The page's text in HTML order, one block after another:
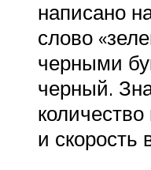
написано
слово
черными
черный.
и скорость